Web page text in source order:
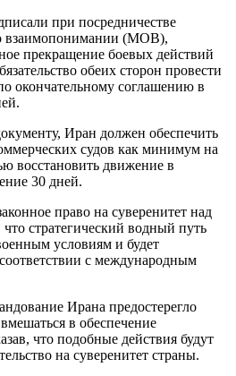
при посредничестве
взаимопонимании (МОВ),
прекращение боевых действий
обеих сторон провести
окончательному соглашению в
Иран должен обеспечить
судов как минимум на
восстановить движение в
30 дней.
право на суверенитет над
стратегический водный путь
условиям и будет
с международным
Ирана предостерегло
в обеспечение
что подобные действия будут
на суверенитет страны.